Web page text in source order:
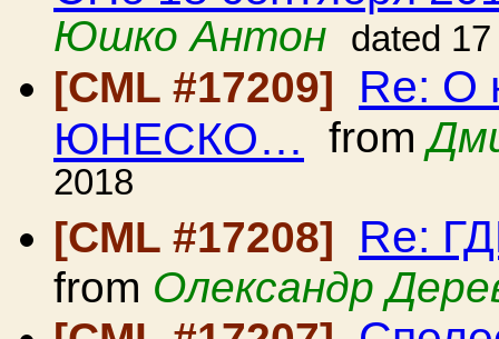
Юшко Антон
dated
[CML #17209] Re: О
ЮНЕСКО… from
2018
[CML #17208]
Re:
from Олександр